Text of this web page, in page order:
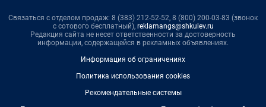
Связаться с отделом продаж: 8 (383) 212-52-52, 8 (800) 200-03-83 (звонок
с сотового бесплатный), reklamangs@shkulev.ru
Редакция сайта не несет ответственности за достоверность
информации, содержащейся в рекламных объявлениях.
Информация об ограничениях
Политика использования cookies
Рекомендательные системы